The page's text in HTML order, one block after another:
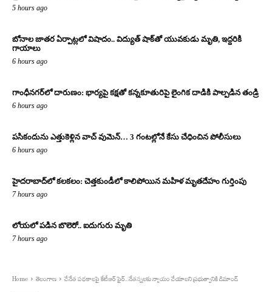
5 hours ago
బోనాల జాతర ఏర్పాట్లలో విషాదం.. విద్యుత్ షాక్‌తో యువకుడు మృతి, ఇద్దరికి
గాయాలు
6 hours ago
గాంధీనగర్‌లో దారుణం: భార్యపై కక్షతో కన్నకూతురిపై లైంగిక దాడికి పాల్పడిన తండ్రి
6 hours ago
పసికందును ఎత్తుకెళ్లిన వాచ్ వుమెన్… 3 గంటల్లోనే కేసు చేధించిన పోలీసులు
6 hours ago
హైదరాబాద్‌లో కలకలం: చెత్తకుండీలో కాలిపోయిన మహిళ మృతదేహం గుర్తింపు
7 hours ago
లోయలో పడిన బొలెరో.. ఐదుగురు మృతి
7 hours ago